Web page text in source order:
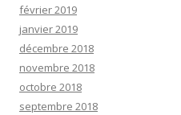
février 2019
janvier 2019
décembre 2018
novembre 2018
octobre 2018
septembre 2018